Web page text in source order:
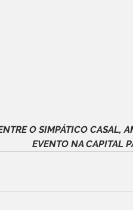
O SIMPÁTICO CASAL,
EVENTO NA CAPITAL